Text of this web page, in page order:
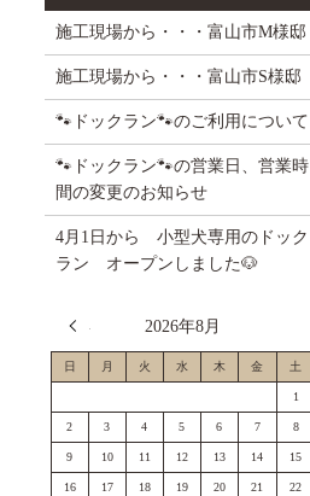
施工現場から・・・富山市M様邸
施工現場から・・・富山市S様邸
🐾ドックラン🐾のご利用について
🐾ドックラン🐾の営業日、営業時
間の変更のお知らせ
4月1日から 小型犬専用のドック
ラン オープンしました🐶
2026年8月
日 月 火 水 木 金 土
1
2 3 4 5 6 7 8
9 10 11 12 13 14 15
16 17 18 19 20 21 22